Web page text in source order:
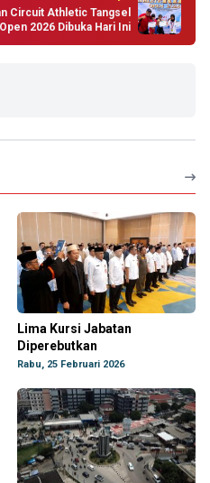
Circuit Athletic Tangsel
Open 2026 Dibuka Hari Ini
Lima Kursi Jabatan
Diperebutkan
Rabu, 25 Februari 2026